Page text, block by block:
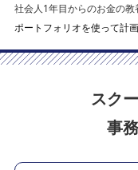
社会人1年目からのお金の教
ポートフォリオを使って計
スク
事